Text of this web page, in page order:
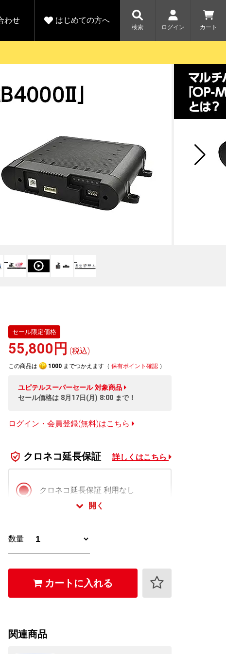
わせ はじめての方へ
検索 ログイン カート
アウトレット
駐車監視機能 標準搭載
駐車監視セット
サポートカー用品
大口注文はこちら
ユピテル公式サイトはこちら
キャンペーン
詳しくはこちら
キャンペーン
詳しくはこ
各種お問い合わせはこちら
ツを探す
規会員登録をする
クトに新規会員登録いただくと、
える1000ポイントをプレゼント
セール限定価格
55,800円 (税込)
この商品は 1000 までつかえます（ 保有ポイント確認 ）
ユピテルスーパーセール対象商品
セール価格は 8月17日(月) 8:00 まで！
ログイン・会員登録(無料)はこちら
クロネコ延長保証 詳しくはこちら
クロネコ延長保証 利用なし
クロネコ延長保証 プレミアム版
けます。
開く
数量
カートに入れる
関連商品